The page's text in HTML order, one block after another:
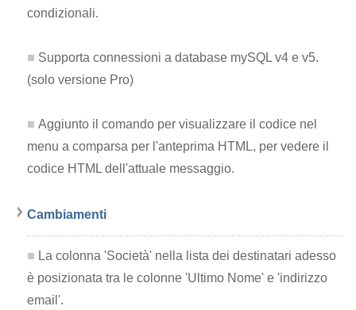
condizionali.
Supporta connessioni a database mySQL v4 e v5.
(solo versione Pro)
Aggiunto il comando per visualizzare il codice nel
menu a comparsa per l'anteprima HTML, per vedere il
codice HTML dell'attuale messaggio.
Cambiamenti
La colonna 'Società' nella lista dei destinatari adesso
è posizionata tra le colonne 'Ultimo Nome' e 'indirizzo
email'.